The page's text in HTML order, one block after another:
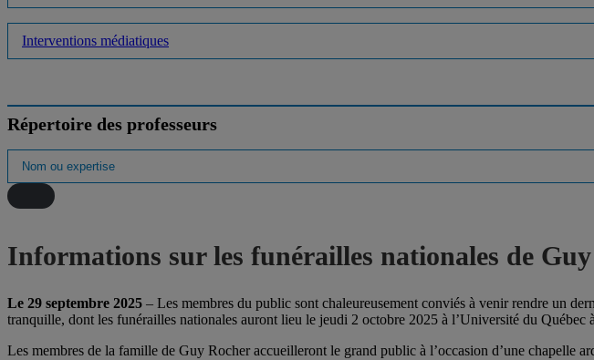
Interventions médiatiques
Répertoire des professeurs
Informations sur les funérailles nationales de
Le 29 septembre 2025 – Les membres du public sont chaleureusement conviés à venir rendre un
tranquille, dont les funérailles nationales auront lieu le jeudi 2 octobre 2025 à l’Université du
Les membres de la famille de Guy Rocher accueilleront le grand public à l’occasion d’une chapelle